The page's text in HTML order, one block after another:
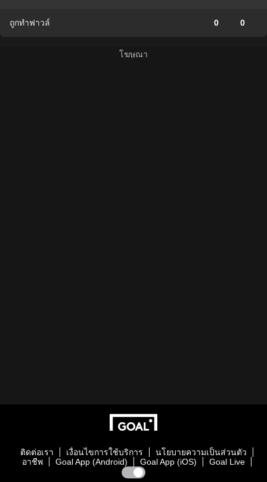
ถูกทำฟาวล์ 0 0
ติดต่อเรา เงื่อนไขการใช้บริการ
นโยบายความเป็นส่วนตัว
อาชีพ
Goal App (Android) Goal App (iOS) Goal Live